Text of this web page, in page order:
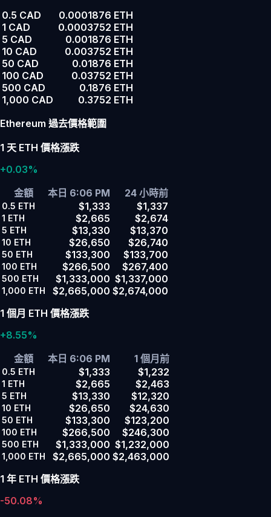
0.5 CAD
0.0001876 ETH
1 CAD
0.0003752 ETH
5 CAD
0.001876 ETH
10 CAD
0.003752 ETH
50 CAD
0.01876 ETH
100 CAD
0.03752 ETH
500 CAD
0.1876 ETH
1,000 CAD
0.3752 ETH
Ethereum 過去價格範圍
1 天 ETH 價格漲跌
+0.03%
金額
本日 6:06 PM 24 小時前
0.5 ETH $1,333 $1,337
1 ETH $2,665 $2,674
5 ETH $13,330 $13,370
10 ETH $26,650 $26,740
50 ETH $133,300 $133,700
100 ETH $266,500 $267,400
500 ETH $1,333,000 $1,337,000
1,000 ETH $2,665,000 $2,674,000
1 個月 ETH 價格漲跌
+8.55%
金額
本日 6:06 PM 1 個月前
0.5 ETH $1,333 $1,232
1 ETH $2,665 $2,463
5 ETH $13,330 $12,320
10 ETH $26,650 $24,630
50 ETH $133,300 $123,200
100 ETH $266,500 $246,300
500 ETH $1,333,000 $1,232,000
1,000 ETH $2,665,000 $2,463,000
1 年 ETH 價格漲跌
-50.08%